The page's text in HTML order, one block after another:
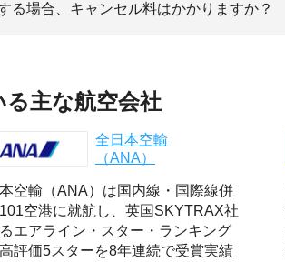
る場合、キャンセル料はかかりますか？
主な航空会社
全日本空輸
（ANA）
空輸（ANA）は国内線・国際線併
空港に就航し、英国SKYTRAX社
エアライン・スター・ランキング
評価5スターを8年連続で受賞実績